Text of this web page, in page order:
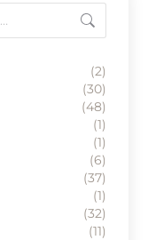
(2)
(30)
(48)
(1)
(1)
(6)
(37)
(1)
(32)
(11)